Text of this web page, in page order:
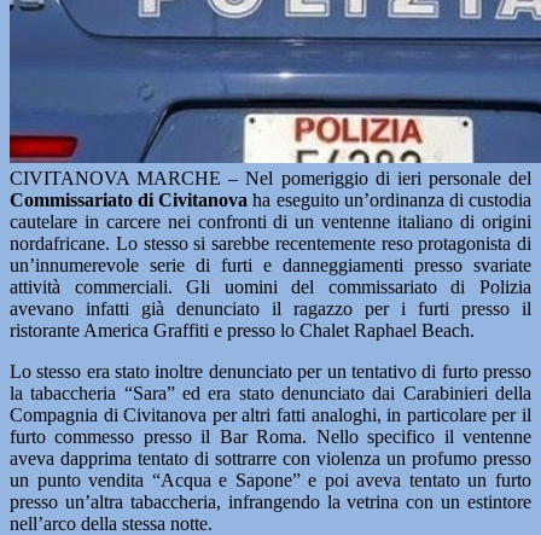
CIVITANOVA MARCHE – Nel pomeriggio di ieri personale del
Commissariato di Civitanova ha eseguito un’ordinanza di custodia
cautelare in carcere nei confronti di un ventenne italiano di origini
nordafricane. Lo stesso si sarebbe recentemente reso protagonista di
un’innumerevole serie di furti e danneggiamenti presso svariate
attività commerciali. Gli uomini del commissariato di Polizia
avevano infatti già denunciato il ragazzo per i furti presso il
ristorante America Graffiti e presso lo Chalet Raphael Beach.
Lo stesso era stato inoltre denunciato per un tentativo di furto presso
la tabaccheria “Sara” ed era stato denunciato dai Carabinieri della
Compagnia di Civitanova per altri fatti analoghi, in particolare per il
furto commesso presso il Bar Roma. Nello specifico il ventenne
aveva dapprima tentato di sottrarre con violenza un profumo presso
un punto vendita “Acqua e Sapone” e poi aveva tentato un furto
presso un’altra tabaccheria, infrangendo la vetrina con un estintore
nell’arco della stessa notte.